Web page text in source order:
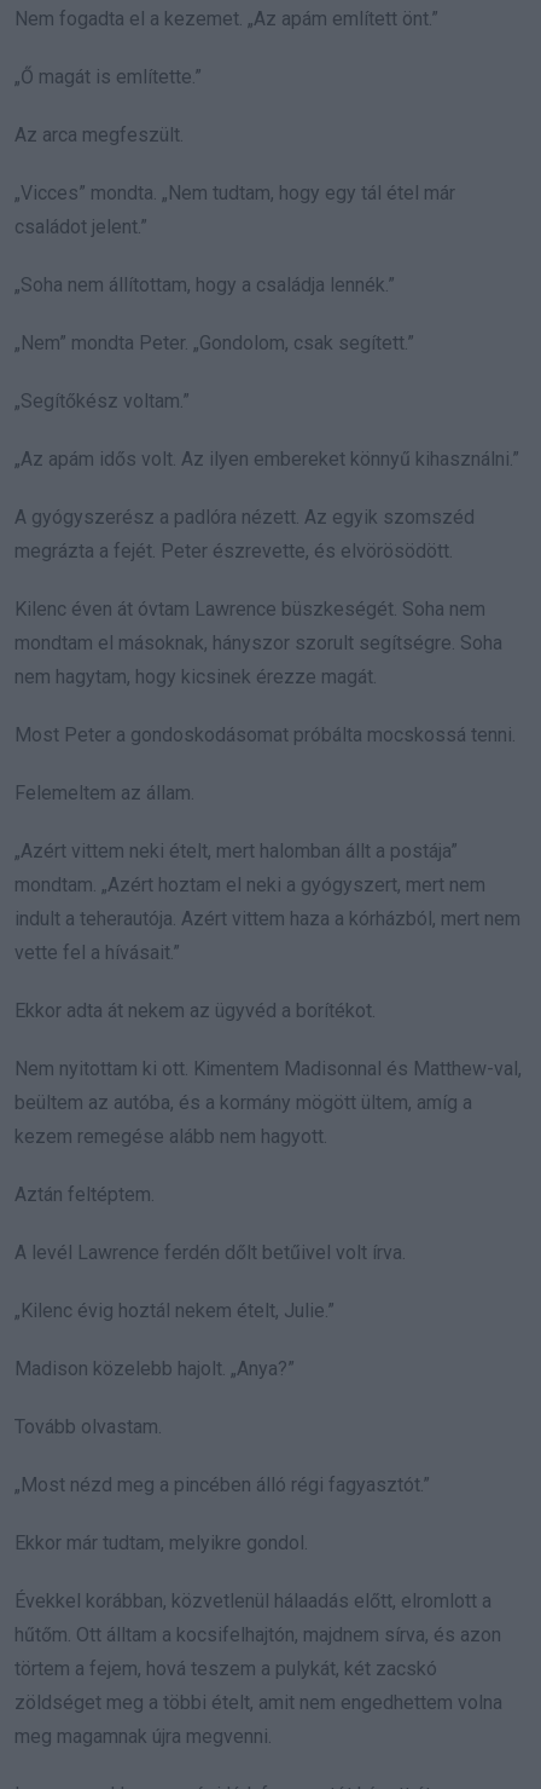
Nem fogadta el a kezemet. „Az apám említett önt.”
„Ő magát is említette.”
Az arca megfeszült.
„Vicces” mondta. „Nem tudtam, hogy egy tál étel már
családot jelent.”
„Soha nem állítottam, hogy a családja lennék.”
„Nem” mondta Peter. „Gondolom, csak segített.”
„Segítőkész voltam.”
„Az apám idős volt. Az ilyen embereket könnyű kihasználni.”
A gyógyszerész a padlóra nézett. Az egyik szomszéd
megrázta a fejét. Peter észrevette, és elvörösödött.
Kilenc éven át óvtam Lawrence büszkeségét. Soha nem
mondtam el másoknak, hányszor szorult segítségre. Soha
nem hagytam, hogy kicsinek érezze magát.
Most Peter a gondoskodásomat próbálta mocskossá tenni.
Felemeltem az állam.
„Azért vittem neki ételt, mert halomban állt a postája”
mondtam. „Azért hoztam el neki a gyógyszert, mert nem
indult a teherautója. Azért vittem haza a kórházból, mert nem
vette fel a hívásait.”
Ekkor adta át nekem az ügyvéd a borítékot.
Nem nyitottam ki ott. Kimentem Madisonnal és Matthew-val,
beültem az autóba, és a kormány mögött ültem, amíg a
kezem remegése alább nem hagyott.
Aztán feltéptem.
A levél Lawrence ferdén dőlt betűivel volt írva.
„Kilenc évig hoztál nekem ételt, Julie.”
Madison közelebb hajolt. „Anya?”
Tovább olvastam.
„Most nézd meg a pincében álló régi fagyasztót.”
Ekkor már tudtam, melyikre gondol.
Évekkel korábban, közvetlenül hálaadás előtt, elromlott a
hűtőm. Ott álltam a kocsifelhajtón, majdnem sírva, és azon
törtem a fejem, hová teszem a pulykát, két zacskó
zöldséget meg a többi ételt, amit nem engedhettem volna
meg magamnak újra megvenni.